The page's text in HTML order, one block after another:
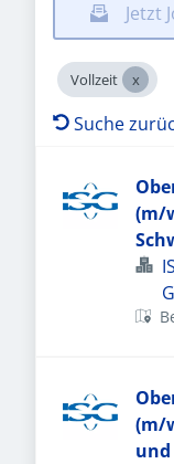
Jetzt
Vollzeit
Suche
(m/
(m/
und